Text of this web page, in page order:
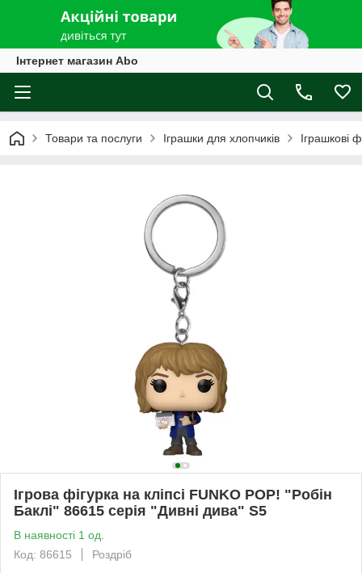
Інтернет магазин Abo
Товари та послуги Іграшки для хлопчиків Іграшкові
Ігрова фігурка на кліпсі FUNKO POP! "Робін
Баклі" 86615 серія "Дивні дива" S5
В наявності 1 од.
Код: 86615
Роздріб